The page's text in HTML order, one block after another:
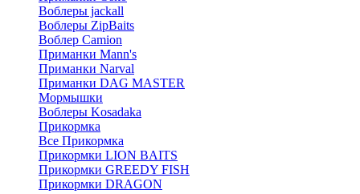
Воблеры jackall
Воблеры ZipBaits
Воблер Camion
Приманки Mann's
Приманки Narval
Приманки DAG MASTER
Мормышки
Воблеры Kosadaka
Прикормка
Все Прикормка
Прикормки LION BAITS
Прикормки GREEDY FISH
Прикормки DRAGON